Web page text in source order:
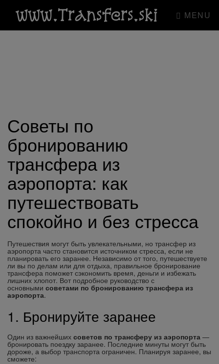
www.Transfers.ski MENU
Советы по
бронированию
трансфера из
аэропорта: как
путешествовать
спокойно и без стресса
Путешествия могут быть увлекательными, но трансфер из
аэропорта часто становится источником стресса, если не
планировать его заранее. Независимо от того, путешествуете
ли вы по делам или для отдыха, правильное бронирование
трансфера поможет сэкономить время, деньги и избежать
лишних хлопот. Вот подробное руководство с
основными советами по бронированию трансфера из
аэропорта.
1. Бронируйте заранее
Один из важнейших советов по трансферу из аэропорта —
бронировать поездку заранее. Последние минуты могут быть
дороже, а выбор транспорта ограничен. Планируя заранее, вы
сможете: